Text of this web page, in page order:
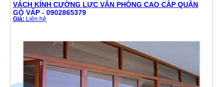
VÁCH KÍNH CƯỜNG LỰC VĂN PHÒNG CAO CẤP QUẬN
GÒ VẤP - 0902865379
Giá: Liên hệ